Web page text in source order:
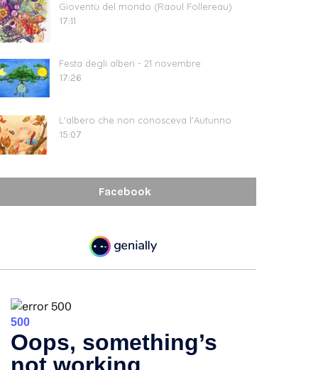
Gioventù del mondo (Raoul Follereau)
17:11
Festa degli alberi - 21 novembre
17:26
L'albero che non conosceva l'Autunno
15:07
Facebook